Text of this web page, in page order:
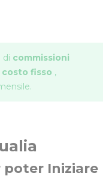
di commissioni
costo fisso ,
poter Iniziare